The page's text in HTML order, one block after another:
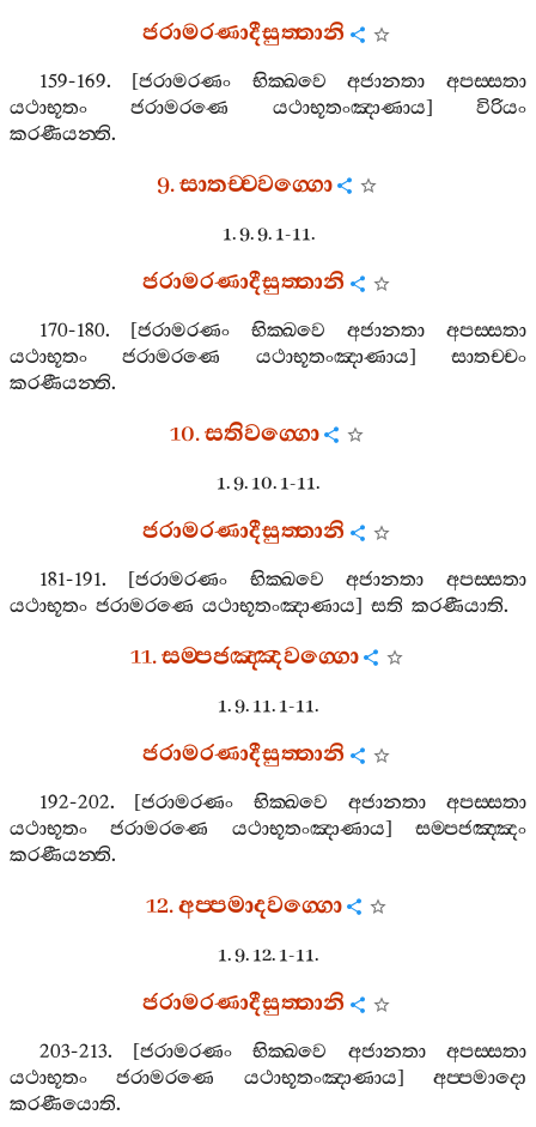
ජරාමරණාදීසුත‍්තානි
159-169. [ජරාමරණං භික‍්ඛවෙ අජානතා
අපස‍්සතා
යථාභූතං
ජරාමරණෙ යථාභූතංඤාණාය]විරියං
කරණීයන‍්ති.
9.සාතච‍්චවග‍්ගො
1. 9. 9. 1-11.
ජරාමරණාදීසුත‍්තානි
170-180. [ජරාමරණං භික‍්ඛවෙ අජානතා
අපස‍්සතා
යථාභූතං
ජරාමරණෙ යථාභූතංඤාණාය]සාතච‍්චං
කරණීයන‍්ති.
10.සතිවග‍්ගො
1. 9. 10. 1-11.
ජරාමරණාදීසුත‍්තානි
181-191. [ජරාමරණං භික‍්ඛවෙ අජානතා
අපස‍්සතා
යථාභූතං ජරාමරණෙ යථාභූතංඤාණාය] සති කරණීයාති.
11.සම‍්පජඤ‍්ඤවග‍්ගො
1. 9. 11. 1-11.
ජරාමරණාදීසුත‍්තානි
192-202. [ජරාමරණං භික‍්ඛවෙ අජානතා
අපස‍්සතා
යථාභූතං
ජරාමරණෙ යථාභූතංඤාණාය]සම‍්පජඤ‍්ඤං
කරණීයන‍්ති.
12.අප‍්පමාදවග‍්ගො
1. 9. 12. 1-11.
ජරාමරණාදීසුත‍්තානි
203-213. [ජරාමරණං භික‍්ඛවෙ අජානතා
අපස‍්සතා
යථාභූතං
ජරාමරණෙ යථාභූතංඤාණාය]අප‍්පමාදො
කරණීයොති.